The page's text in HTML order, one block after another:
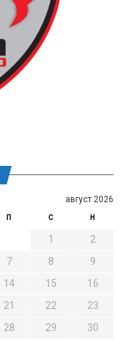
август 2026
П С Н
1
2
7 8
9
14 15
16
21 22
23
28 29 30